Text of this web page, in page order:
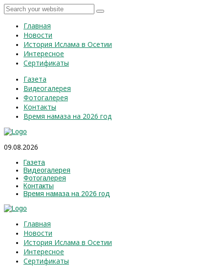
Главная
Новости
История Ислама в Осетии
Интересное
Сертификаты
Газета
Видеогалерея
Фотогалерея
Контакты
Время намаза на 2026 год
09.08.2026
Газета
Видеогалерея
Фотогалерея
Контакты
Время намаза на 2026 год
Главная
Новости
История Ислама в Осетии
Интересное
Сертификаты